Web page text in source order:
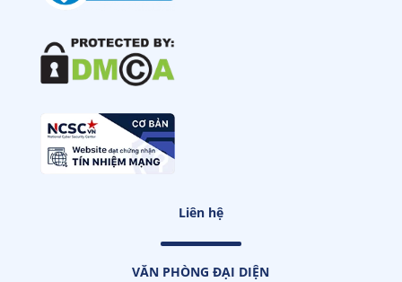
Liên hệ
VĂN PHÒNG ĐẠI DIỆN